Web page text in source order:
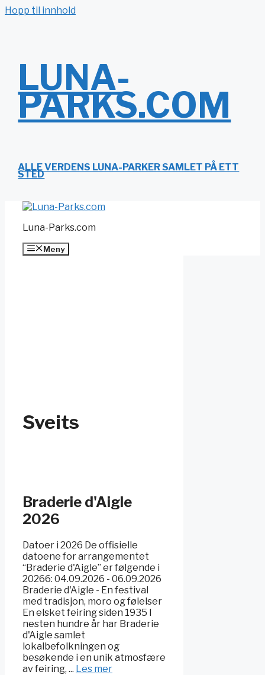
Hopp til innhold
LUNA-
PARKS.COM
ALLE VERDENS LUNA-PARKER SAMLET PÅ ETT
STED
Luna-Parks.com
Meny
Sveits
Braderie d'Aigle
2026
Datoer i 2026 De offisielle
datoene for arrangementet
“Braderie d'Aigle” er følgende i
20266: 04.09.2026 - 06.09.2026
Braderie d'Aigle - En festival
med tradisjon, moro og følelser
En elsket feiring siden 1935 I
nesten hundre år har Braderie
d'Aigle samlet
lokalbefolkningen og
besøkende i en unik atmosfære
av feiring, ... Les mer